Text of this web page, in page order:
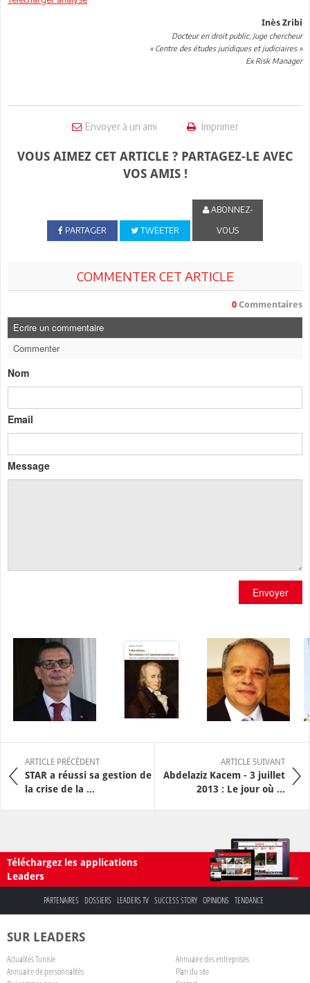
Inès Zribi
Docteur en droit public, Juge chercheur
« Centre des études juridiques et judiciaires »
Ex Risk Manager
Envoyer à un ami Imprimer
VOUS AIMEZ CET ARTICLE ? PARTAGEZ-LE AVEC
VOS AMIS !
PARTAGER TWEETER
ABONNEZ-
VOUS
COMMENTER CET ARTICLE
0 Commentaires
Ecrire un commentaire
Commenter
Nom
Email
Message
Envoyer
ARTICLE PRÉCÉDENT
STAR a réussi sa gestion de
la crise de la ...
ARTICLE SUIVANT
Abdelaziz Kacem - 3 juillet
2013 : Le jour où ...
Téléchargez les applications
Leaders
PARTENAIRES DOSSIERS LEADERS TV SUCCESS STORY OPINIONS TENDANCE
SUR LEADERS
Actualités Tunisie
Annuaire des entreprises
Annuaire de personnalités
Plan du site